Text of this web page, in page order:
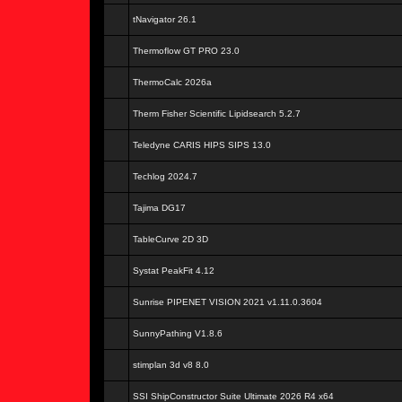
tNavigator 26.1
Thermoflow GT PRO 23.0
ThermoCalc 2026a
Therm Fisher Scientific Lipidsearch 5.2.7
Teledyne CARIS HIPS SIPS 13.0
Techlog 2024.7
Tajima DG17
TableCurve 2D 3D
Systat PeakFit 4.12
Sunrise PIPENET VISION 2021 v1.11.0.3604
SunnyPathing V1.8.6
stimplan 3d v8 8.0
SSI ShipConstructor Suite Ultimate 2026 R4 x64